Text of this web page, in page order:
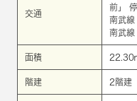
交通
前」
南武線
南武線
面積 22.30
階建 2階建